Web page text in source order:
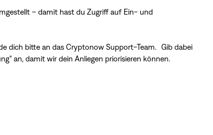
– damit hast du Zugriff auf Ein- und
dich bitte an das Cryptonow Support-Team. Gib dabei
an, damit wir dein Anliegen priorisieren können.